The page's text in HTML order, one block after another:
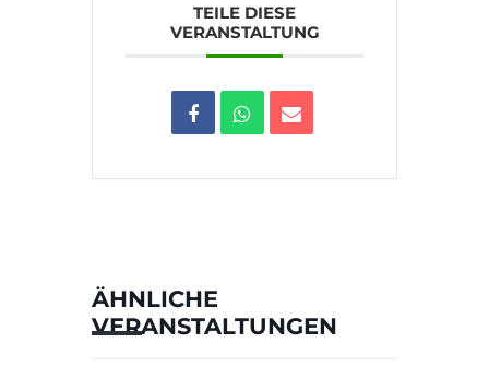
TEILE DIESE
VERANSTALTUNG
ÄHNLICHE
VERANSTALTUNGEN